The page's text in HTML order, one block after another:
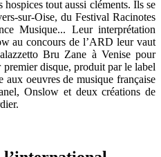
tout aussi cléments. Ils se
sur-Oise, du Festival Racinotes
Musique... Leur interprétation
au concours de l’ARD leur vaut
Bru Zane à Venise pour
disque, produit par le label
oeuvres de musique française
Onslow et deux créations de